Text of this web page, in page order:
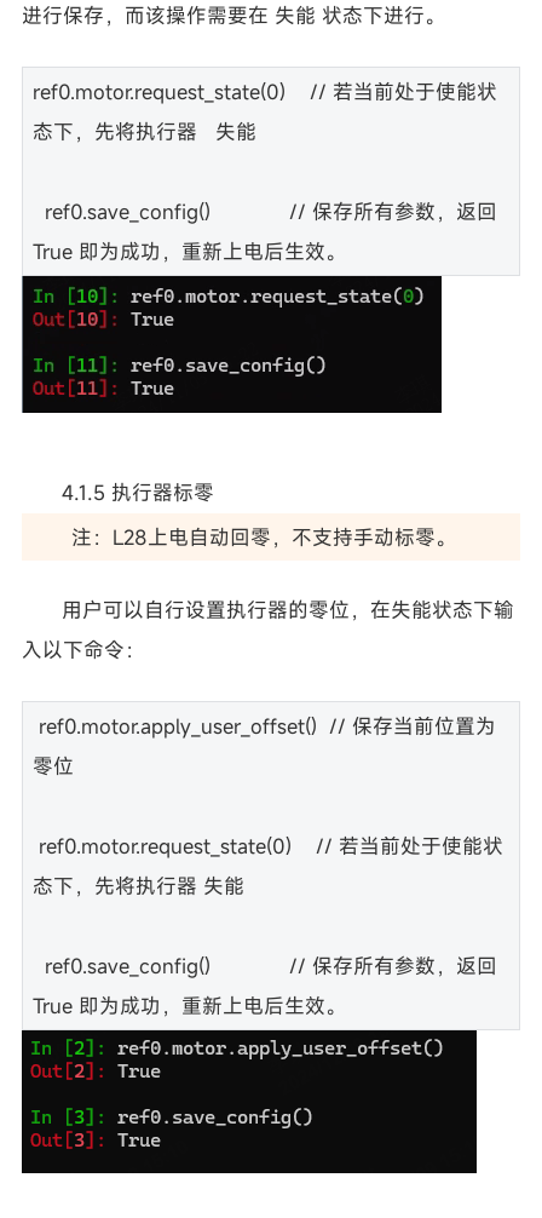
进行保存，而该操作需要在 失能 状态下进行。
ref0.motor.request_state(0) // 若当前处于使能状
态下，先将执行器 失能
ref0.save_config() // 保存所有参数，返回
True 即为成功，重新上电后生效。
4.1.5 执行器标零
注：L28上电自动回零，不支持手动标零。
用户可以自行设置执行器的零位，在失能状态下输
入以下命令：
ref0.motor.apply_user_offset() // 保存当前位置为
零位
ref0.motor.request_state(0) // 若当前处于使能状
态下，先将执行器 失能
ref0.save_config() // 保存所有参数，返回
True 即为成功，重新上电后生效。